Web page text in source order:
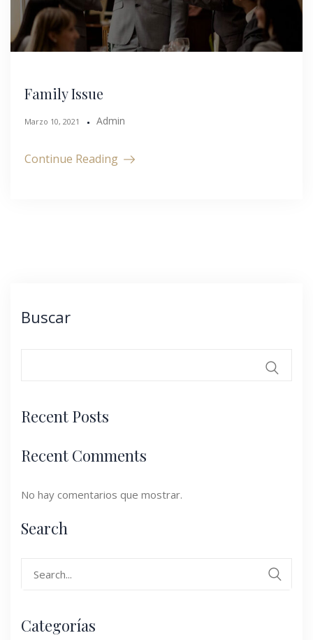
Family Issue
Marzo 10, 2021 Admin
Continue Reading
Buscar
Recent Posts
Recent Comments
No hay comentarios que mostrar.
Search
Categorías